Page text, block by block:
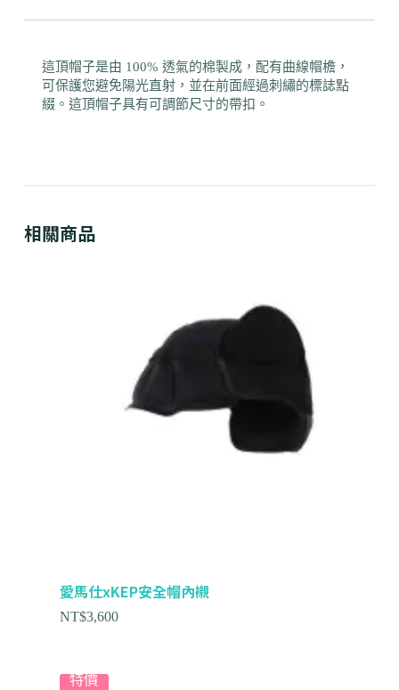
這頂帽子是由 100% 透氣的棉製成，配有曲線帽檐，
可保護您避免陽光直射，並在前面經過刺繡的標誌點
綴。這頂帽子具有可調節尺寸的帶扣。
相關商品
愛馬仕xKEP安全帽內襯
NT$3,600
特價